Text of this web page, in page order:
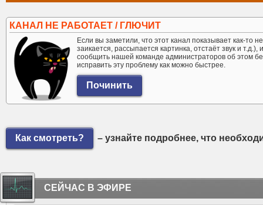
КАНАЛ НЕ РАБОТАЕТ / ГЛЮЧИТ
Если вы заметили, что этот канал показывает как-то
заикается, рассыпается картинка, отстаёт звук и
сообщить нашей команде администраторов об этом
исправить эту проблему как можно быстрее.
Как смотреть? – узнайте подробнее, что
СЕЙЧАС В ЭФИРЕ